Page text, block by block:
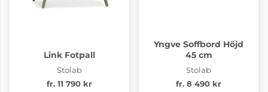
Link Fotpall
Stolab
fr. 11 790 kr
Yngve Soffbord Höjd
45 cm
Stolab
fr. 8 490 kr